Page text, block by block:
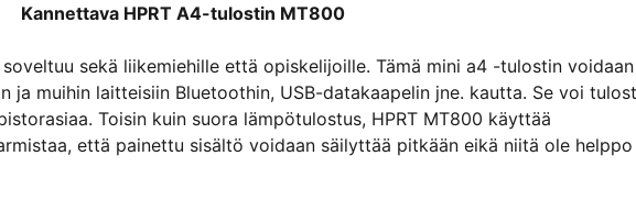
Kannettava HPRT A4-tulostin MT800
sekä liikemiehille että opiskelijoille. Tämä mini a4 -tulostin voidaan
ja muihin laitteisiin Bluetoothin, USB-datakaapelin jne. kautta. Se voi
Toisin kuin suora lämpötulostus, HPRT MT800 käyttää
että painettu sisältö voidaan säilyttää pitkään eikä niitä ole helppo